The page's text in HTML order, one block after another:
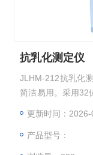
抗乳化测定仪
JLHM-212抗乳化
简洁易用。采用32
搅拌结束自动升起。
更新时间：
产品型号：